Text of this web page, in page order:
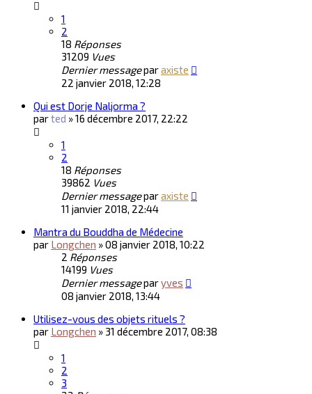
1
2
18 Réponses
31209 Vues
Dernier messageparaxiste
22 janvier 2018, 12:28
Qui est Dorje Naljorma ?
parted »16 décembre 2017, 22:22
1
2
18 Réponses
39862 Vues
Dernier messageparaxiste
11 janvier 2018, 22:44
Mantra du Bouddha de Médecine
par Longchen »08 janvier 2018, 10:22
2 Réponses
14199 Vues
Dernier messageparyves
08 janvier 2018, 13:44
Utilisez-vous des objets rituels ?
par Longchen » 31 décembre 2017, 08:38
1
2
3